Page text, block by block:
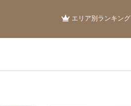
エリア別ランキング